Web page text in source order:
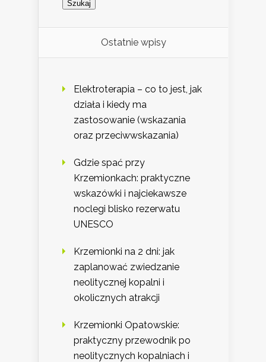
Ostatnie wpisy
Elektroterapia – co to jest, jak
działa i kiedy ma
zastosowanie (wskazania
oraz przeciwwskazania)
Gdzie spać przy
Krzemionkach: praktyczne
wskazówki i najciekawsze
noclegi blisko rezerwatu
UNESCO
Krzemionki na 2 dni: jak
zaplanować zwiedzanie
neolitycznej kopalni i
okolicznych atrakcji
Krzemionki Opatowskie:
praktyczny przewodnik po
neolitycznych kopalniach i